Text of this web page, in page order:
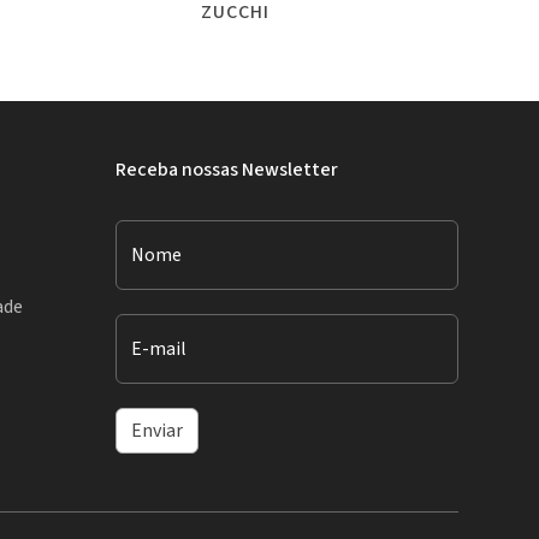
ZUCCHI
Receba nossas Newsletter
Nome
E-mail
Enviar